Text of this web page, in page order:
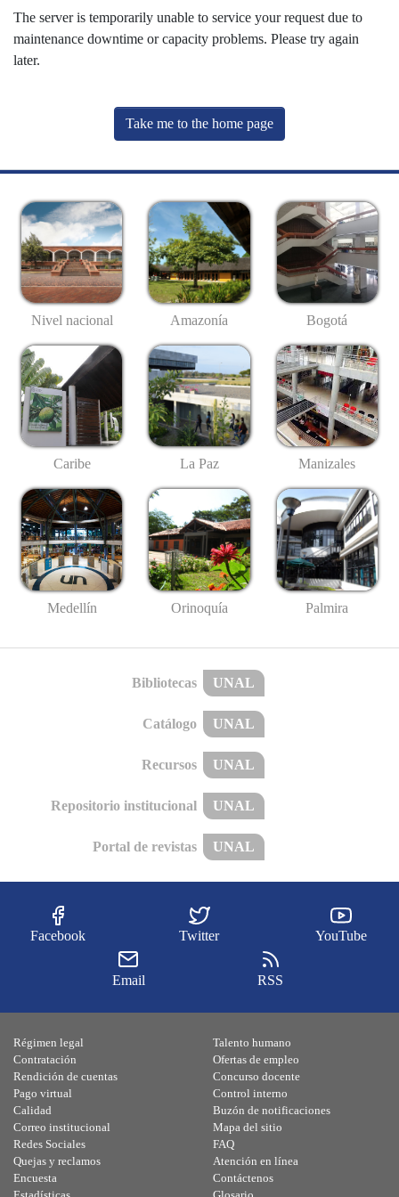
The server is temporarily unable to service your request due to
maintenance downtime or capacity problems. Please try again
later.
Take me to the home page
Nivel nacional Amazonía Bogotá
Caribe La Paz Manizales
Medellín Orinoquía Palmira
Bibliotecas UNAL
Catálogo UNAL
Recursos UNAL
Repositorio institucional UNAL
Portal de revistas UNAL
Facebook Twitter YouTube
Email RSS
Régimen legal
Contratación
Rendición de cuentas
Pago virtual
Calidad
Talento humano
Ofertas de empleo
Concurso docente
Control interno
Buzón de notificaciones
Correo institucional
Redes Sociales
Quejas y reclamos
Encuesta
Mapa del sitio
FAQ
Atención en línea
Contáctenos